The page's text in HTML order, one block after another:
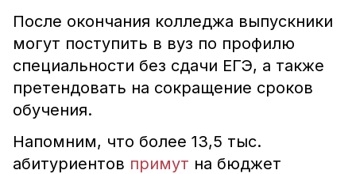
После окончания колледжа выпускники
могут поступить в вуз по профилю
специальности без сдачи ЕГЭ, а также
претендовать на сокращение сроков
обучения.
Напомним, что более 13,5 тыс.
абитуриентов примут на бюджет